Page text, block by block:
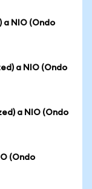
a NIO (Ondo
a NIO (Ondo
a NIO (Ondo
(Ondo